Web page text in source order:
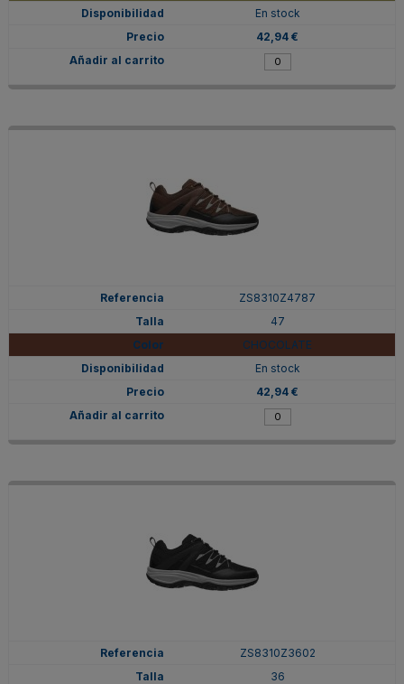
En stock
42,94 €
ZS8310Z4787
47
CHOCOLATE
En stock
42,94 €
ZS8310Z3602
36